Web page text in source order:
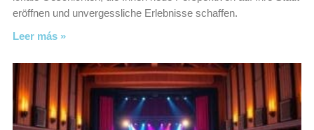
eröffnen und unvergessliche Erlebnisse schaffen.
Leer más »